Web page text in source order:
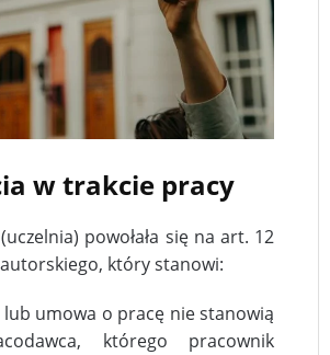
w trakcie pracy
powołała się na art. 12
który stanowi:
lub umowa o pracę nie stanowią
którego pracownik